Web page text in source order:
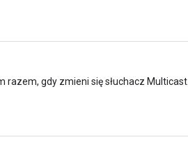
razem, gdy zmieni się słuchacz Multicast.